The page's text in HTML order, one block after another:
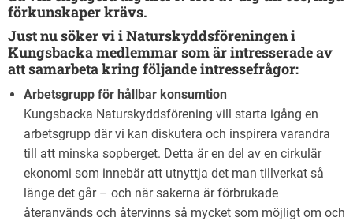
förkunskaper krävs.
Just nu söker vi i Naturskyddsföreningen i
Kungsbacka medlemmar som är intresserade av
att samarbeta kring följande intressefrågor:
Arbetsgrupp för hållbar konsumtion
Kungsbacka Naturskyddsförening vill starta igång en
arbetsgrupp där vi kan diskutera och inspirera varandra
till att minska sopberget. Detta är en del av en cirkulär
ekonomi som innebär att utnyttja det man tillverkat så
länge det går – och när sakerna är förbrukade
återanvänds och återvinns så mycket som möjligt om och